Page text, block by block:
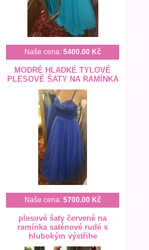
Naše cena: 5400.00 Kč
MODRÉ HLADKÉ TYLOVÉ
PLESOVÉ ŠATY NA RAMÍNKA
Naše cena: 5700.00 Kč
plesové šaty červené na
ramínka saténové rudé s
hlubokým výstřihe